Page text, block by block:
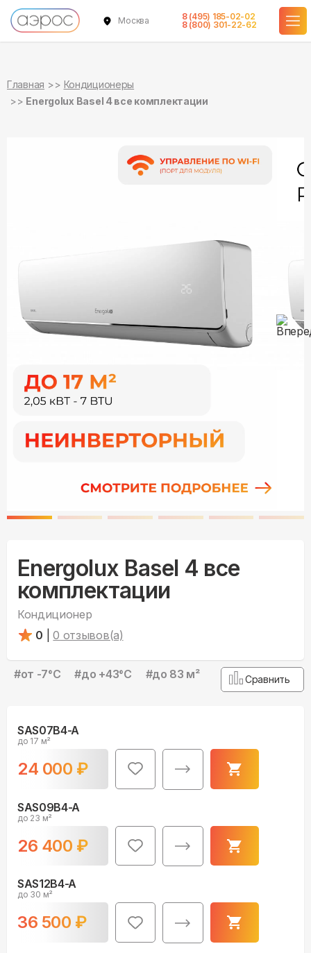
Москва
8 (495) 185-02-02
8 (800) 301-22-62
Главная
Кондиционеры
Energolux Basel 4 все комплектации
Energolux Basel 4 все
комплектации
Кондиционер
0
0 отзывов(а)
#от -7°С #до +43°С #до 83 м² Сравнить
SAS07B4-A
до 17 м²
24 000 ₽
в наличии
SAS09B4-A
до 23 м²
26 400 ₽
в наличии
SAS12B4-A
до 30 м²
36 500 ₽
в наличии
в наличии
в наличии
в наличии
в наличии